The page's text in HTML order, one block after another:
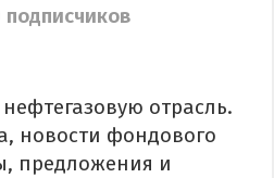
подписчиков
отрасль.
новости фондового
предложения и